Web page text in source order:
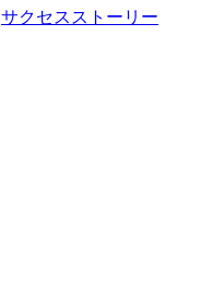
サクセスストーリー